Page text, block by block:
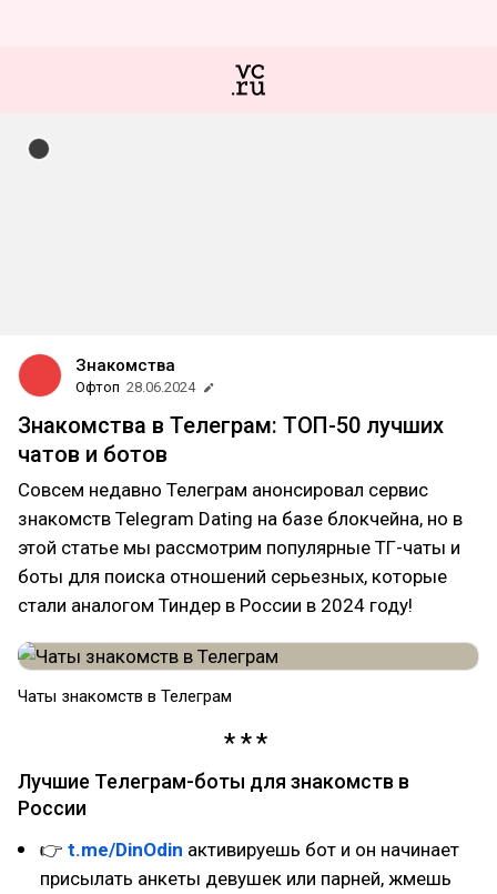
Знакомства
Офтоп 28.06.2024
Знакомства в Телеграм: ТОП-50 лучших
чатов и ботов
Совсем недавно Телеграм анонсировал сервис
знакомств Telegram Dating на базе блокчейна, но в
этой статье мы рассмотрим популярные ТГ-чаты и
боты для поиска отношений серьезных, которые
стали аналогом Тиндер в России в 2024 году!
Чаты знакомств в Телеграм
Лучшие Телеграм-боты для знакомств в
России
👉 t.me/DinOdin активируешь бот и он начинает
присылать анкеты девушек или парней, жмешь